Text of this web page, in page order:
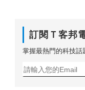
訂閱Ｔ客邦
掌握最熱門的科技話